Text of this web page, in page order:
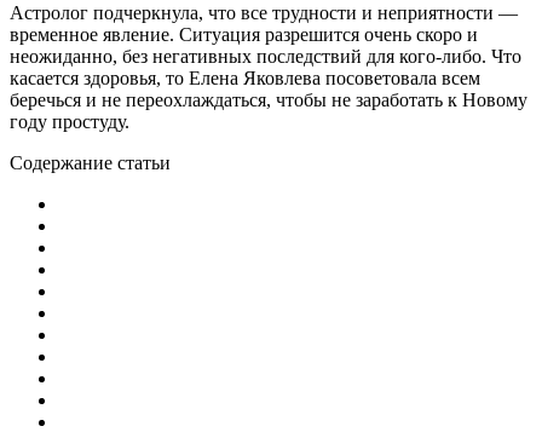
Астролог подчеркнула, что все трудности и неприятности —
временное явление. Ситуация разрешится очень скоро и
неожиданно, без негативных последствий для кого-либо. Что
касается здоровья, то Елена Яковлева посоветовала всем
беречься и не переохлаждаться, чтобы не заработать к Новому
году простуду.
Содержание статьи